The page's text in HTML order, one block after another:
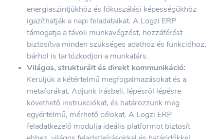
energiaszintjükhöz és fókuszálási képességükhöz
igazíthatják a napi feladataikat. A Logzi ERP
támogatja a távoli munkavégzést, hozzáférést
biztosítva minden szükséges adathoz és funkcióhoz,
bárhol is tartózkodjon a munkatárs.
Világos, strukturált és direkt kommunikáció:
Kerüljük a kétértelmű megfogalmazásokat és a
metaforákat. Adjunk írásbeli, lépésről lépésre
követhető instrukciókat, és határozzunk meg
egyértelmű, mérhető célokat. A Logzi ERP
feladatkezelő modulja ideális platformot biztosít